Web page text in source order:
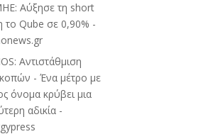
Αύξησε τη short
το Qube σε 0,90% -
Αντιστάθμιση
- Ένα μέτρο με
όνομα κρύβει μια
αδικία -